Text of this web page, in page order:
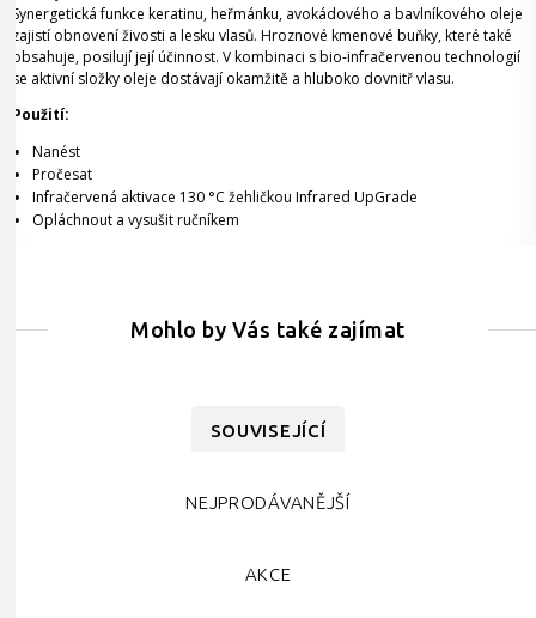
Synergetická funkce keratinu, heřmánku, avokádového a bavlníkového oleje
zajistí obnovení živosti a lesku vlasů. Hroznové kmenové buňky, které také
obsahuje, posilují její účinnost. V kombinaci s bio-infračervenou technologií
se aktivní složky oleje dostávají okamžitě a hluboko dovnitř vlasu.
Použití:
Nanést
Pročesat
Infračervená aktivace 130 °C žehličkou Infrared UpGrade
Opláchnout a vysušit ručníkem
Mohlo by Vás také zajímat
SOUVISEJÍCÍ
NEJPRODÁVANĚJŠÍ
AKCE